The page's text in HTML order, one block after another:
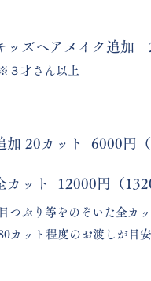
ッズヘアメイク追加
３才さん以上
加 20カット 6000円
カット 12000円（
目つぶり等をのぞいた全カ
カット程度のお渡しが目